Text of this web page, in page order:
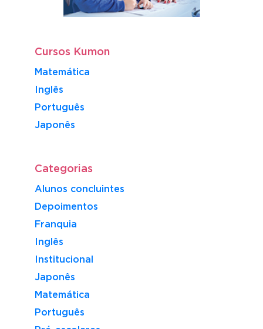
Cursos Kumon
Matemática
Inglês
Português
​Japonês
Categorias
Alunos concluintes
Depoimentos
Franquia
Inglês
Institucional
Japonês
Matemática
Português